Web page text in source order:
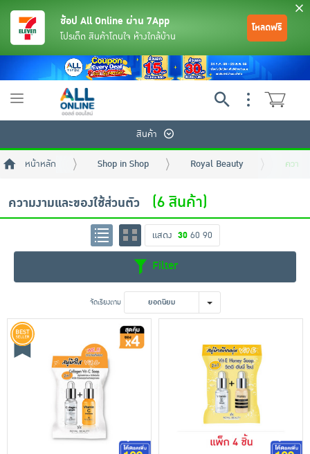
เครื่องปรุงรสและของแห้ง
ขนมขบเคี้ยว และช็อคโกแลต
อาหารสด ผัก ผลไม้และเบเกอรี่
ช้อป All Online ผ่าน 7App
โปรเด็ด สินค้าโดนใจ ห้างใกล้บ้าน
โหลดฟรี
Toggle
สินค้า
หน้าหลัก Shop in Shop Royal Beauty ความ
ความงามและของใช้ส่วนตัว (6 สินค้า)
แสดง 30 60 90
Filter
จัดเรียงตาม ยอดนิยม